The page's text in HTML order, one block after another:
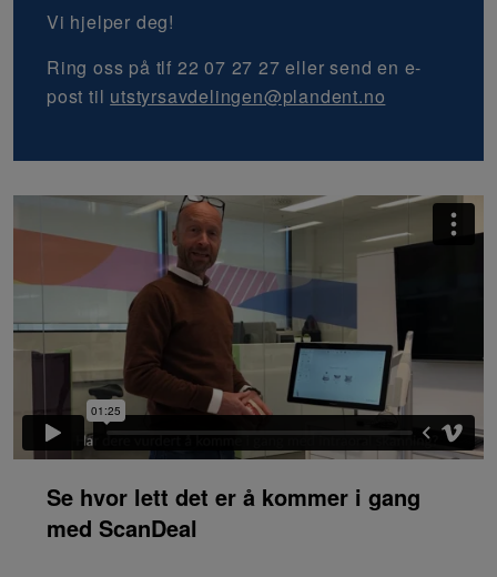
Vi hjelper deg!
Ring oss på tlf 22 07 27 27 eller send en e-
post til utstyrsavdelingen@plandent.no
Se hvor lett det er å kommer i gang
med ScanDeal